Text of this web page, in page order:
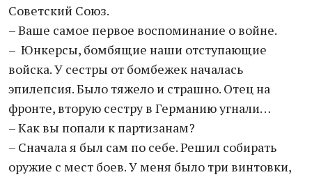
Советский Союз.
– Ваше самое первое воспоминание о войне.
– Юнкерсы, бомбящие наши отступающие
войска. У сестры от бомбежек началась
эпилепсия. Было тяжело и страшно. Отец на
фронте, вторую сестру в Германию угнали…
– Как вы попали к партизанам?
– Сначала я был сам по себе. Решил собирать
оружие с мест боев. У меня было три винтовки,